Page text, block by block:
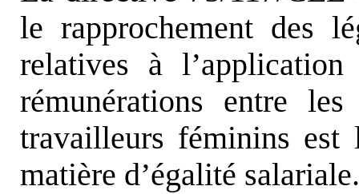
le rapprochement des
relatives à
rémunérations entre
travailleurs féminins est
matière d’égalité salariale.